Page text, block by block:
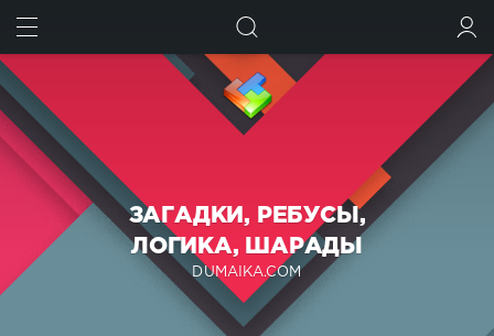
ЗАГАДКИ, РЕБУСЫ,
ЛОГИКА, ШАРАДЫ
DUMAIKA.COM